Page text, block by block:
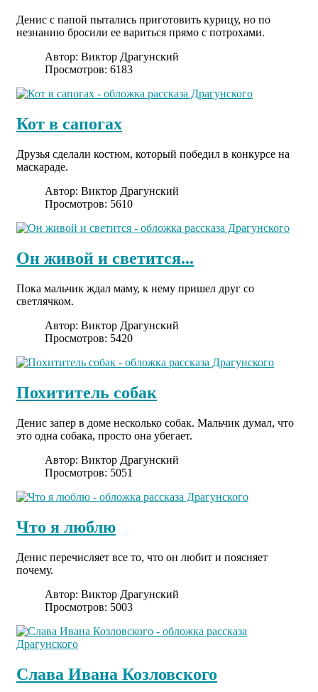
Денис с папой пытались приготовить курицу, но по
незнанию бросили ее вариться прямо с потрохами.
Автор: Виктор Драгунский
Просмотров: 6183
Кот в сапогах
Друзья сделали костюм, который победил в конкурсе на
маскараде.
Автор: Виктор Драгунский
Просмотров: 5610
Он живой и светится...
Пока мальчик ждал маму, к нему пришел друг со
светлячком.
Автор: Виктор Драгунский
Просмотров: 5420
Похититель собак
Денис запер в доме несколько собак. Мальчик думал, что
это одна собака, просто она убегает.
Автор: Виктор Драгунский
Просмотров: 5051
Что я люблю
Денис перечисляет все то, что он любит и поясняет
почему.
Автор: Виктор Драгунский
Просмотров: 5003
Слава Ивана Козловского